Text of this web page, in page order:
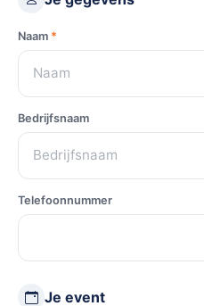
Naam *
Bedrijfsnaam
Telefoonnummer
Je event